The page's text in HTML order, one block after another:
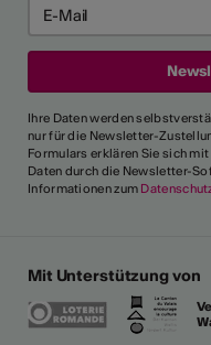
Ihre Daten werden
nur für die Newsletter-
Formulars erklären Sie sich
Daten durch die Newsletter-
Informationen zum
Mit Unterstützung von